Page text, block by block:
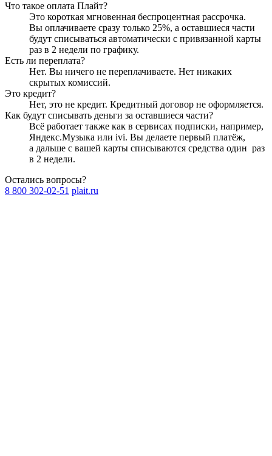
Что такое оплата Плайт?
Это короткая мгновенная беспроцентная рассрочка.
Вы оплачиваете сразу только 25%, а оставшиеся части
будут списываться автоматически с привязанной карты
раз в 2 недели по графику.
Есть ли переплата?
Нет. Вы ничего не переплачиваете. Нет никаких
скрытых комиссий.
Это кредит?
Нет, это не кредит. Кредитный договор не оформляется.
Как будут списывать деньги за оставшиеся части?
Всё работает также как в сервисах подписки, например,
Яндекс.Музыка или ivi. Вы делаете первый платёж,
а дальше с вашей карты списываются средства один раз
в 2 недели.
Остались вопросы?
8 800 302-02-51 plait.ru